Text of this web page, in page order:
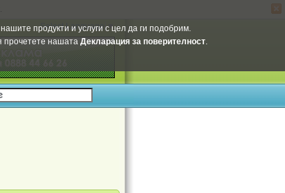
продукти и услуги с цел да ги подобрим.
прочетете нашатаДекларация за поверителност.
Select Language ▼